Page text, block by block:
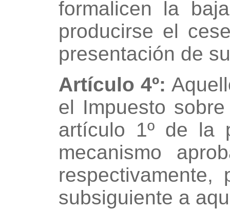
formalicen la
producirse el
presentación de
Artículo 4º:
el Impuesto
artículo 1º de la
mecanismo
subsiguiente a